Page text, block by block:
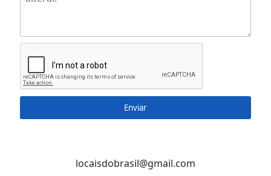
Enviar
locaisdobrasil@gmail.com